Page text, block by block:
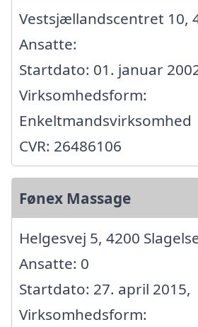
Vestsjællandscentret 10,
Ansatte:
Startdato: 01. januar
Virksomhedsform:
Enkeltmandsvirksomhed
CVR: 26486106
Fønex Massage
Helgesvej 5, 4200
Ansatte: 0
Startdato: 27. april 2015,
Virksomhedsform: